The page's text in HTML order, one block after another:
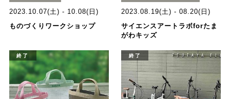
2023.10.07(土) - 10.08(日)
ものづくりワークショップ
2023.08.19(土) - 08.20(日)
サイエンスアートラボforたま
がわキッズ
終了 終了